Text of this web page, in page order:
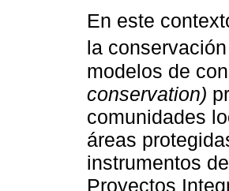
En este
la
modelos de
conservation)
comunidades
áreas
instrumentos
Proyectos